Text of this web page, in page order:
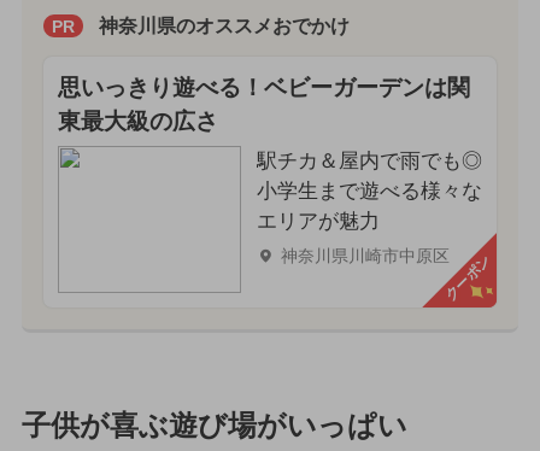
PR 神奈川県のオススメおでかけ
思いっきり遊べる！ベビーガーデンは関
東最大級の広さ
駅チカ＆屋内で雨でも◎
小学生まで遊べる様々な
エリアが魅力
神奈川県川崎市中原区クーポン
子供が喜ぶ遊び場がいっぱい